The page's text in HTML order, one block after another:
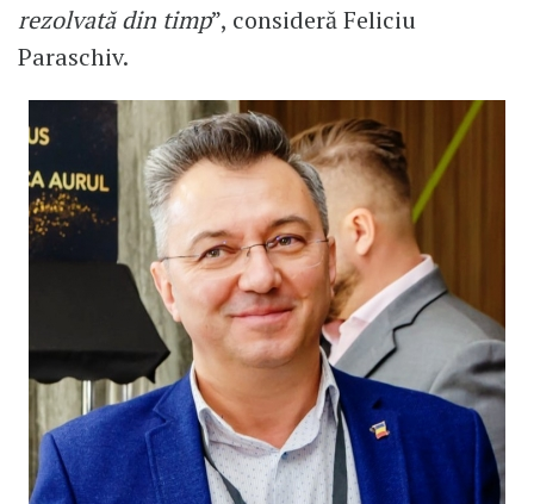
rezolvată din timp”, consideră Feliciu
Paraschiv.